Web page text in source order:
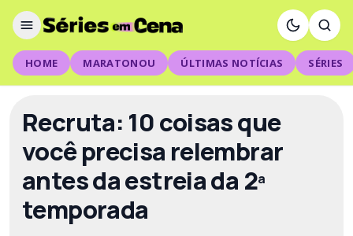
HOME MARATONOU ÚLTIMAS NOTÍCIAS SÉRIES
Recruta: 10 coisas que
você precisa relembrar
antes da estreia da 2ª
temporada